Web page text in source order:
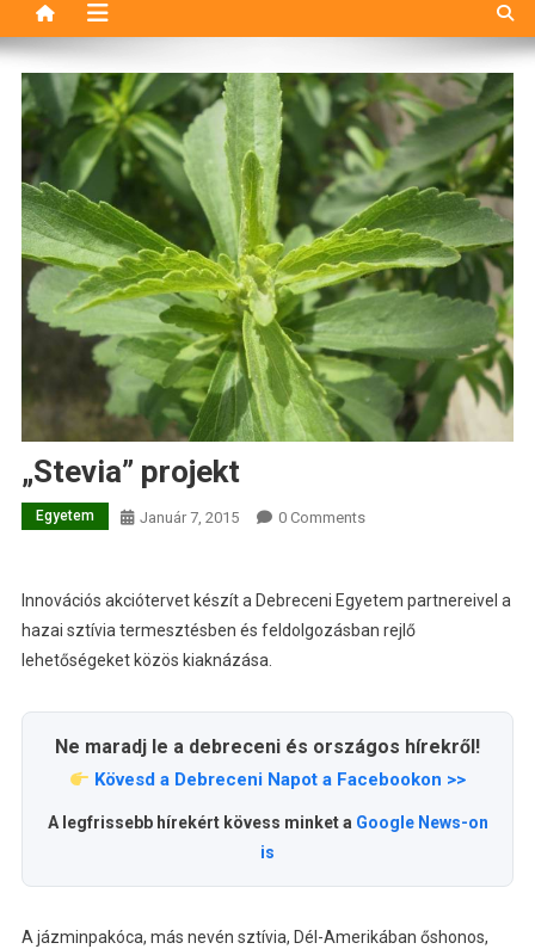
„Stevia” projekt
Egyetem Január 7, 2015 0 Comments
Innovációs akciótervet készít a Debreceni Egyetem partnereivel a
hazai sztívia termesztésben és feldolgozásban rejlő
lehetőségeket közös kiaknázása.
Ne maradj le a debreceni és országos hírekről!
Kövesd a Debreceni Napot a Facebookon >>
A legfrissebb hírekért kövess minket a Google News-on
is
A jázminpakóca, más nevén sztívia, Dél-Amerikában őshonos,